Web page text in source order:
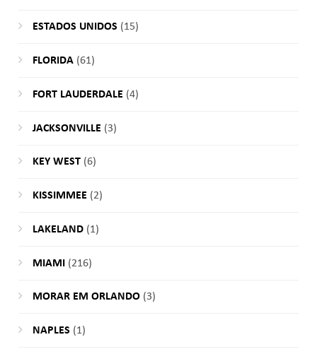
ESTADOS UNIDOS (15)
FLORIDA(61)
FORT LAUDERDALE (4)
JACKSONVILLE (3)
KEY WEST(6)
KISSIMMEE (2)
LAKELAND(1)
MIAMI (216)
MORAR EM ORLANDO(3)
NAPLES (1)